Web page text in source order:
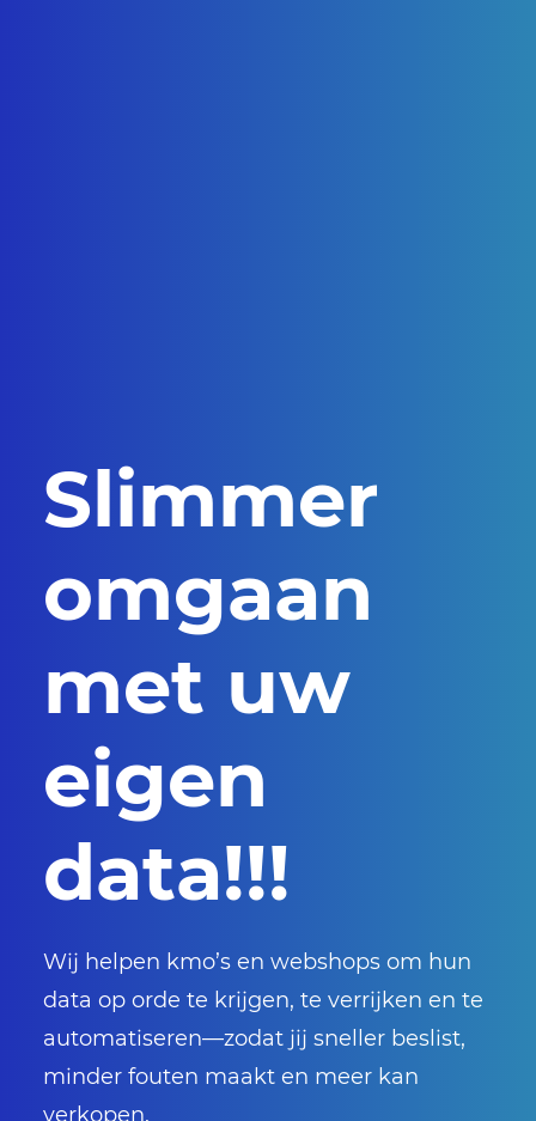
Slimmer
omgaan
met uw
eigen
data!!!
Wij helpen kmo’s en webshops om hun
data op orde te krijgen, te verrijken en te
automatiseren—zodat jij sneller beslist,
minder fouten maakt en meer kan
verkopen.